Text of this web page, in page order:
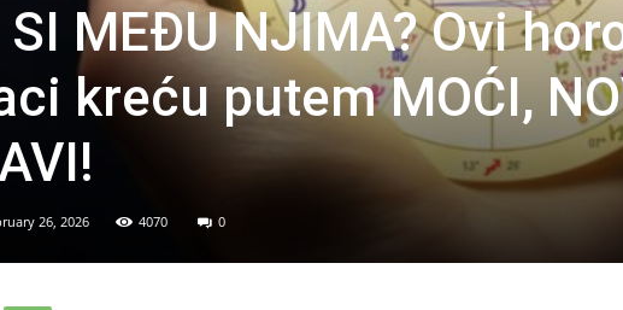
SI MEĐU NJIMA? Ovi
kreću putem MOĆI,
26, 2026 4070 0